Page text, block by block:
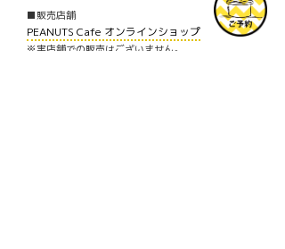
■販売店舗
PEANUTS Cafe オンラインショップ
※実店舗での販売はございません。